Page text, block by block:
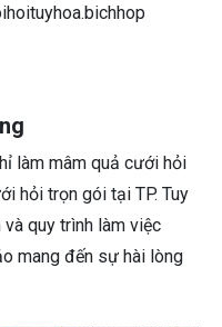
làm mâm quả cưới hỏi
hỏi trọn gói tại TP. Tuy
quy trình làm việc
mang đến sự hài lòng